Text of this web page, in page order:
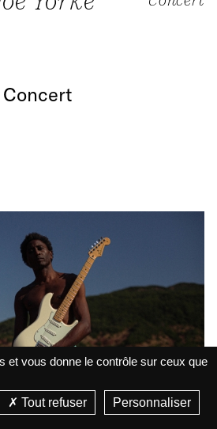
Concert
Play
VIEW
et vous donne le contrôle sur ceux que
Tout refuser Personnaliser